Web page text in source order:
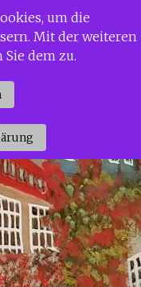
um die
Mit der weiteren
dem zu.